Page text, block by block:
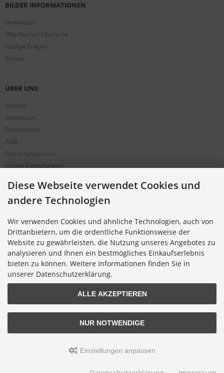
BILDER INFORMATIONEN
Downloads
Oberflächen Übersicht
häufige Fragen
Presse
ÜBER UNS
Kontakt
Impressum
Datenschutz
AGB
Partnerprogramm
Cookie Einstellungen
BESTELLUNG & SERVICE
Alternative Bestellwege
Sicher Einkaufen
Widerrufsrecht
Muster-Widerrufsformular
Widerruf erklären
modified eCommerce Shopsoftware © 2009-2026 • Template-Programmierung Rehm
Webdesign
Diese Webseite verwendet Cookies und
andere Technologien
Wir verwenden Cookies und ähnliche Technologien, auch von
Drittanbietern, um die ordentliche Funktionsweise der
Website zu gewährleisten, die Nutzung unseres Angebotes zu
analysieren und Ihnen ein bestmögliches Einkaufserlebnis
bieten zu können. Weitere Informationen finden Sie in
unserer Datenschutzerklärung.
ALLE AKZEPTIEREN
NUR NOTWENDIGE
Einstellungen anpassen